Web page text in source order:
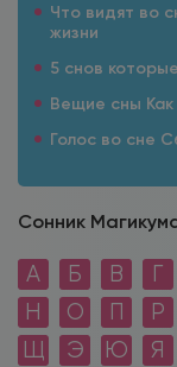
Что видят во
жизни
5 снов
Вещие сны Как
Голос во сне
Сонник
А Б В Г
Н
О П Р
Щ
Э Ю Я